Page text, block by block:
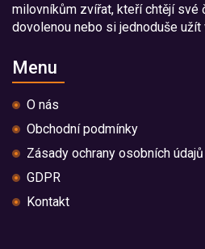
milovníkům zvířat, kteří chtějí své
dovolenou nebo si jednoduše
Menu
O nás
Obchodní podmínky
Zásady ochrany osobních údajů
GDPR
Kontakt